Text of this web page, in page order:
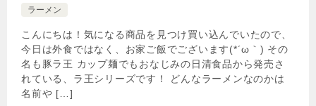
ラーメン
こんにちは！気になる商品を見つけ買い込んでいたので、
今日は外食ではなく、お家ご飯でございます(*´ω｀) その
名も豚ラ王 カップ麺でもおなじみの日清食品から発売さ
れている、ラ王シリーズです！ どんなラーメンなのかは
名前や […]